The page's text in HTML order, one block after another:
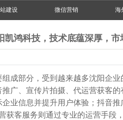
建设 微信营销 海
凯鸿科技，技术底蕴深厚，市
成部分，受到越来越多沈阳企
广、宣传片拍摄、代运营获客
业信息并提升用户体验；抖音
客服务则通过专业的运营手段